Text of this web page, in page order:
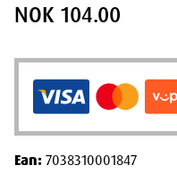
NOK 104.00
Ean:7038310001847